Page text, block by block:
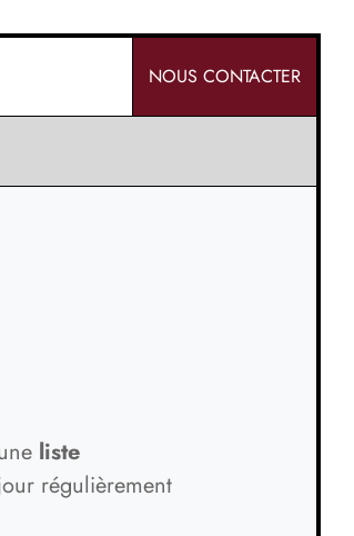
NOUS CONTACTER
liste
régulièrement